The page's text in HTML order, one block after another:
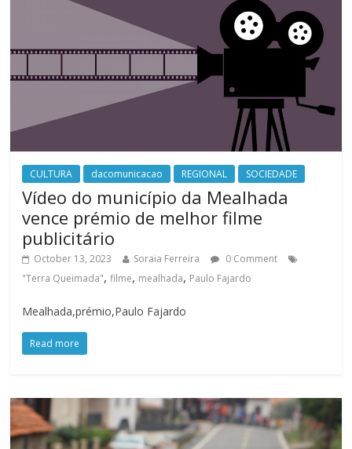
CULTURA dacomunicacao REGIONAL SOCIEDADE
Vídeo do município da Mealhada
vence prémio de melhor filme
publicitário
October 13, 2023 Soraia Ferreira
0 Comment
"Terra Queimada",filme, mealhada, Paulo Fajardo
Mealhada,prémio,Paulo Fajardo
Read more